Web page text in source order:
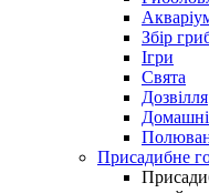
Збір
Ігри
Свята
Дозвілля
Присадибне